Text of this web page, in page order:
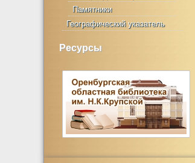
Памятники
Географический указатель
Ресурсы